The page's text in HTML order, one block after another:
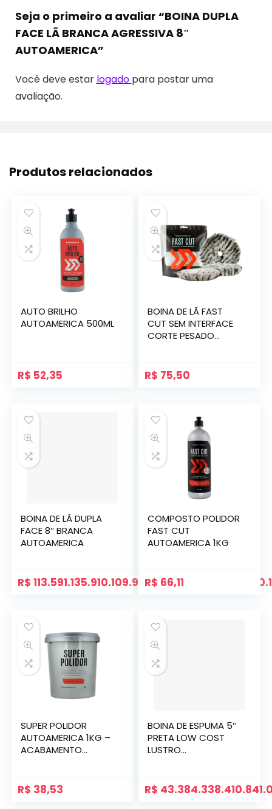
Seja o primeiro a avaliar “BOINA DUPLA
FACE LÃ BRANCA AGRESSIVA 8″
AUTOAMERICA”
Você deve estar logado para postar uma
avaliação.
Produtos relacionados
AUTO BRILHO
AUTOAMERICA 500ML
R$ 52,35
BOINA DE LÃ FAST
CUT SEM INTERFACE
CORTE PESADO
R$ 75,50
BOINA DE LÃ DUPLA
FACE 8″ BRANCA
AUTOAMERICA
R$
COMPOSTO POLIDOR
FAST CUT
AUTOAMERICA 1KG
R$ 66,11
SUPER POLIDOR
AUTOAMERICA 1KG –
ACABAMENTO
R$ 38,53
BOINA DE ESPUMA 5″
PRETA LOW COST
LUSTRO
R$